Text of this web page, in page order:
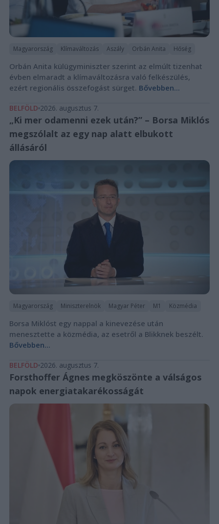
Magyarország Klímaváltozás Aszály Orbán Anita Hőség
Orbán Anita külügyminiszter szerint az elmúlt tizenhat
évben elmaradt a klímaváltozásra való felkészülés,
ezért regionális összefogást sürget. Bővebben...
BELFÖLD 2026. augusztus 7.
„Ki mer odamenni ezek után?” – Borsa Miklós
megszólalt az egy nap alatt elbukott
állásáról
Magyarország Miniszterelnök Magyar Péter M1 Közmédia
Borsa Miklóst egy nappal a kinevezése után
menesztette a közmédia, az esetről a Blikknek beszélt.
Bővebben...
BELFÖLD 2026. augusztus 7.
Forsthoffer Ágnes megköszönte a válságos
napok energiatakarékosságát